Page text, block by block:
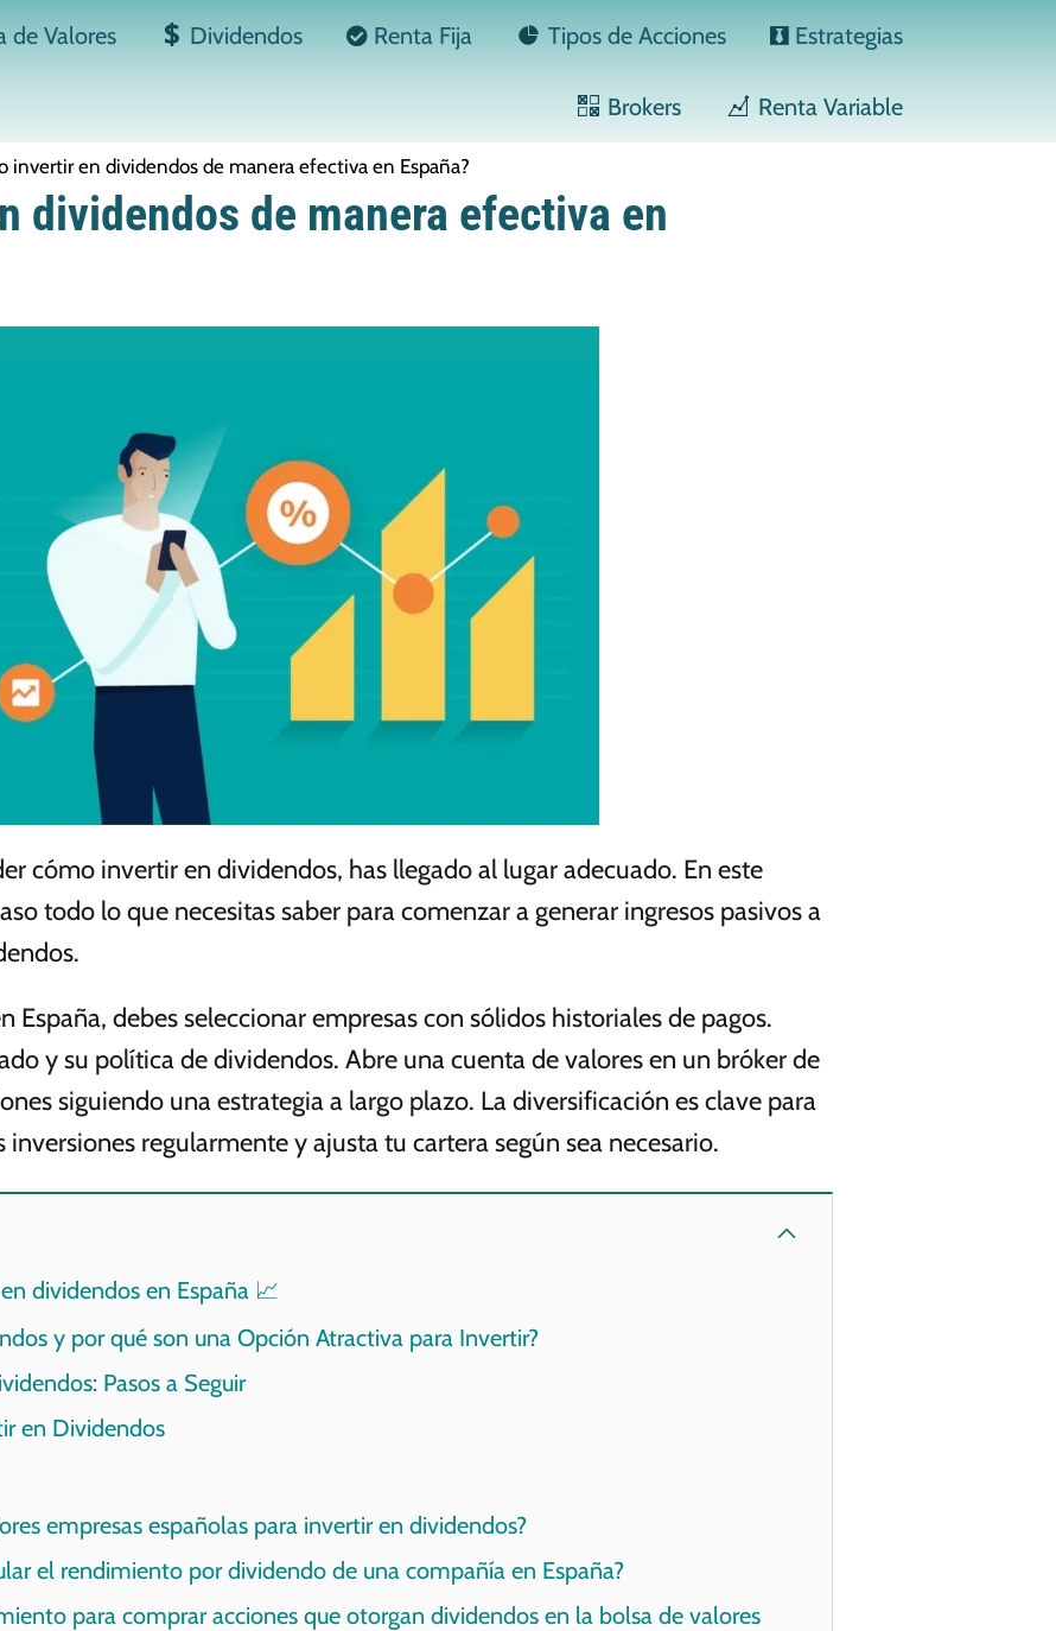
de Valores Dividendos Renta Fija Tipos de Acciones Estrategias
Brokers Renta Variable
invertir en dividendos de manera efectiva en España?
dividendos de manera efectiva en
cómo invertir en dividendos, has llegado al lugar adecuado. En este
todo lo que necesitas saber para comenzar a generar ingresos pasivos a
España, debes seleccionar empresas con sólidos historiales de pagos.
y su política de dividendos. Abre una cuenta de valores en un bróker de
siguiendo una estrategia a largo plazo. La diversificación es clave para
regularmente y ajusta tu cartera según sea necesario.
dividendos en España 📈
y por qué son una Opción Atractiva para Invertir?
Pasos a Seguir
en Dividendos
empresas españolas para invertir en dividendos?
el rendimiento por dividendo de una compañía en España?
para comprar acciones que otorgan dividendos en la bolsa de valores